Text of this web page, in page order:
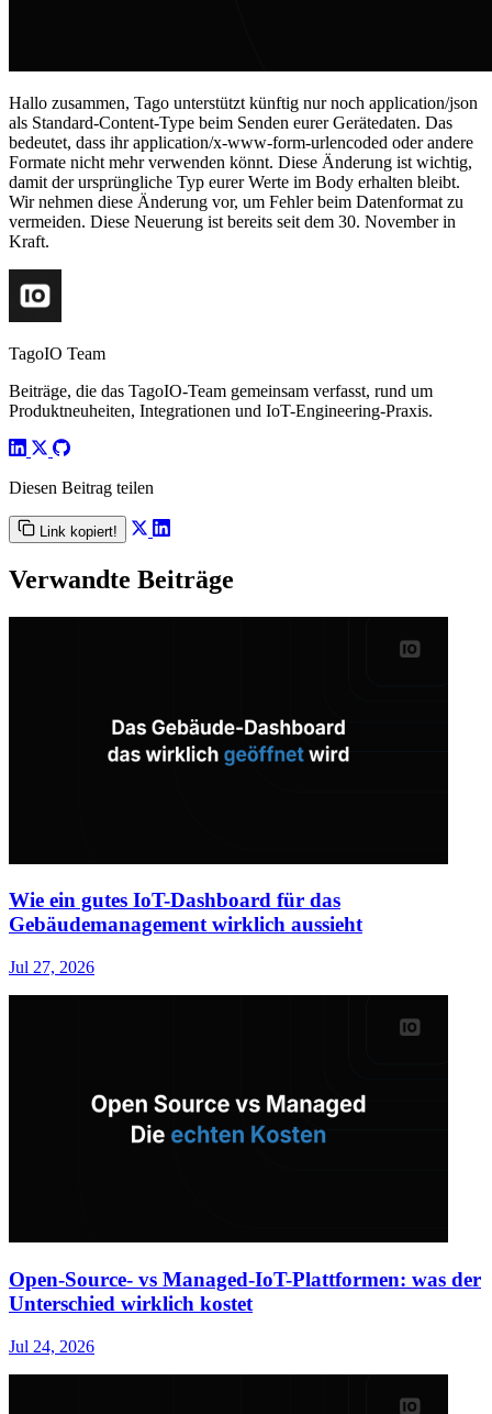
Hallo zusammen, Tago unterstützt künftig nur noch application/json
als Standard-Content-Type beim Senden eurer Gerätedaten. Das
bedeutet, dass ihr application/x-www-form-urlencoded oder andere
Formate nicht mehr verwenden könnt. Diese Änderung ist wichtig,
damit der ursprüngliche Typ eurer Werte im Body erhalten bleibt.
Wir nehmen diese Änderung vor, um Fehler beim Datenformat zu
vermeiden. Diese Neuerung ist bereits seit dem 30. November in
Kraft.
TagoIO Team
Beiträge, die das TagoIO-Team gemeinsam verfasst, rund um
Produktneuheiten, Integrationen und IoT-Engineering-Praxis.
Diesen Beitrag teilen
Link kopiert!
Verwandte Beiträge
Wie ein gutes IoT-Dashboard für das
Gebäudemanagement wirklich aussieht
Jul 27, 2026
Open-Source- vs Managed-IoT-Plattformen: was der
Unterschied wirklich kostet
Jul 24, 2026